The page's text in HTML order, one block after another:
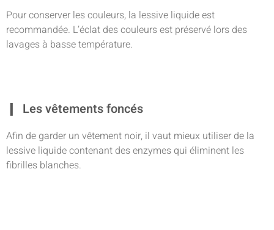
Pour conserver les couleurs, la lessive liquide est
recommandée. L’éclat des couleurs est préservé lors des
lavages à basse température.
Les vêtements foncés
Afin de garder un vêtement noir, il vaut mieux utiliser de la
lessive liquide contenant des enzymes qui éliminent les
fibrilles blanches.